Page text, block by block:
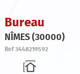
Bureau
NÎMES (30000)
Ref 3448219592